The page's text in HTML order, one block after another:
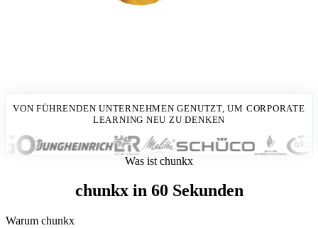
VON FÜHRENDEN UNTERNEHMEN GENUTZT, UM CORPORATE
LEARNING NEU ZU DENKEN
Was ist chunkx
chunkx in 60 Sekunden
Warum chunkx